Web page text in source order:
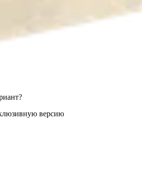
версию